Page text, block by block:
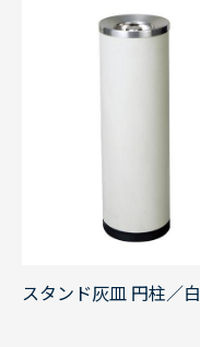
スタンド灰皿 円柱／白